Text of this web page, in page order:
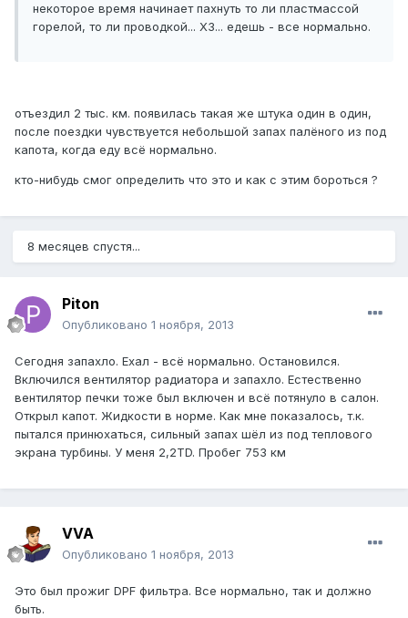
некоторое время начинает пахнуть то ли пластмассой
горелой, то ли проводкой... ХЗ... едешь - все нормально.
отъездил 2 тыс. км. появилась такая же штука один в один,
после поездки чувствуется небольшой запах палёного из под
капота, когда еду всё нормально.
кто-нибудь смог определить что это и как с этим бороться ?
8 месяцев спустя...
Piton
Опубликовано 1 ноября, 2013
Сегодня запахло. Ехал - всё нормально. Остановился.
Включился вентилятор радиатора и запахло. Естественно
вентилятор печки тоже был включен и всё потянуло в салон.
Открыл капот. Жидкости в норме. Как мне показалось, т.к.
пытался принюхаться, сильный запах шёл из под теплового
экрана турбины. У меня 2,2TD. Пробег 753 км
VVA
Опубликовано 1 ноября, 2013
Это был прожиг DPF фильтра. Все нормально, так и должно
быть.